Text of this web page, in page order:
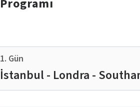
Programı
1. Gün
İstanbul - Londra -